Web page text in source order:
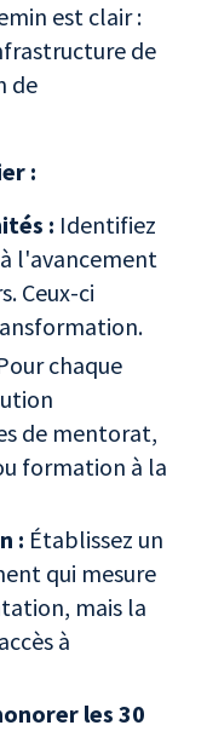
est clair :
de
de
:
: Identifiez
l'avancement
Ceux-ci
chaque
de mentorat,
formation à la
: Établissez un
qui mesure
mais la
à
les 30